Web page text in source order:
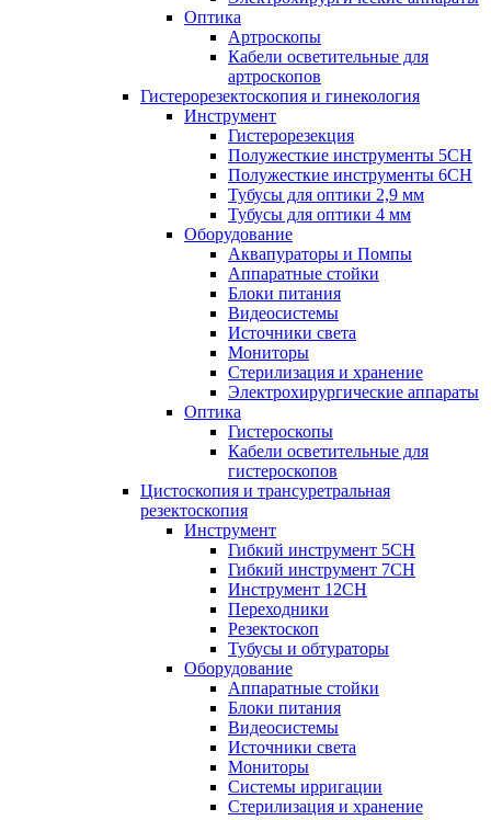
Оптика
Артроскопы
Кабели осветительные для
артроскопов
Гистерорезектоскопия и гинекология
Инструмент
Гистерорезекция
Полужесткие инструменты 5CH
Полужесткие инструменты 6CH
Тубусы для оптики 2,9 мм
Тубусы для оптики 4 мм
Оборудование
Аквапураторы и Помпы
Аппаратные стойки
Блоки питания
Видеосистемы
Источники света
Мониторы
Стерилизация и хранение
Электрохирургические аппараты
Оптика
Гистероскопы
Кабели осветительные для
гистероскопов
Цистоскопия и трансуретральная
резектоскопия
Инструмент
Гибкий инструмент 5CH
Гибкий инструмент 7CH
Инструмент 12CH
Переходники
Резектоскоп
Тубусы и обтураторы
Оборудование
Аппаратные стойки
Блоки питания
Видеосистемы
Источники света
Мониторы
Системы ирригации
Стерилизация и хранение